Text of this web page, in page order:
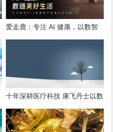
爱走鹿：专注 AI 健康，以数智
十年深耕医疗科技 康飞丹士以数
字赋能重构医疗服务新生态